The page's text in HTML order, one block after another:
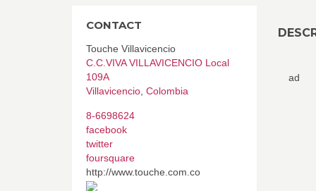
ad
CONTACT
Touche Villavicencio
C.C.VIVA VILLAVICENCIO Local
109A
Villavicencio Colombia
8-6698624
facebook
twitter
foursquare
http://www.touche.com.co